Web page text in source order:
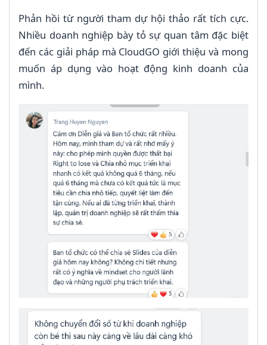
Phản hồi từ người tham dự hội thảo rất tích cực.
Nhiều doanh nghiệp bày tỏ sự quan tâm đặc biệt
đến các giải pháp mà CloudGO giới thiệu và mong
muốn áp dụng vào hoạt động kinh doanh của
mình.